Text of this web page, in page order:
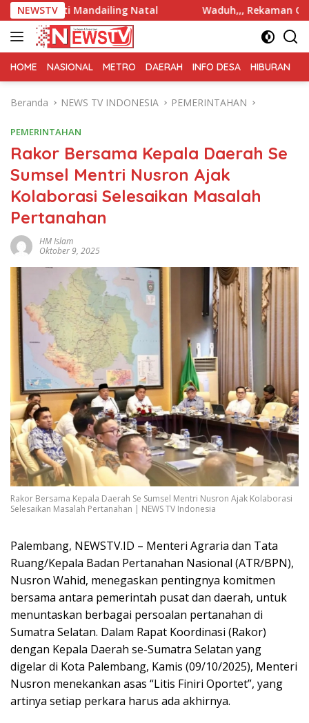
Langsung
ke
konten
NEWSTV
Mandailing Natal Waduh,,, Rekaman CCTV dan
HOME NASIONAL METRO DAERAH INFO DESA HIBURAN
Beranda NEWS TV INDONESIA PEMERINTAHAN
PEMERINTAHAN
Rakor Bersama Kepala Daerah Se
Sumsel Mentri Nusron Ajak
Kolaborasi Selesaikan Masalah
Pertanahan
HM Islam
Oktober 9, 2025
Rakor Bersama Kepala Daerah Se Sumsel Mentri Nusron Ajak Kolaborasi
Selesaikan Masalah Pertanahan | NEWS TV Indonesia
Palembang, NEWSTV.ID – Menteri Agraria dan Tata
Ruang/Kepala Badan Pertanahan Nasional (ATR/BPN),
Nusron Wahid, menegaskan pentingnya komitmen
bersama antara pemerintah pusat dan daerah, untuk
menuntaskan berbagai persoalan pertanahan di
Sumatra Selatan. Dalam Rapat Koordinasi (Rakor)
dengan Kepala Daerah se-Sumatra Selatan yang
digelar di Kota Palembang, Kamis (09/10/2025), Menteri
Nusron menekankan asas “Litis Finiri Oportet”, yang
artinya setiap perkara harus ada akhirnya.